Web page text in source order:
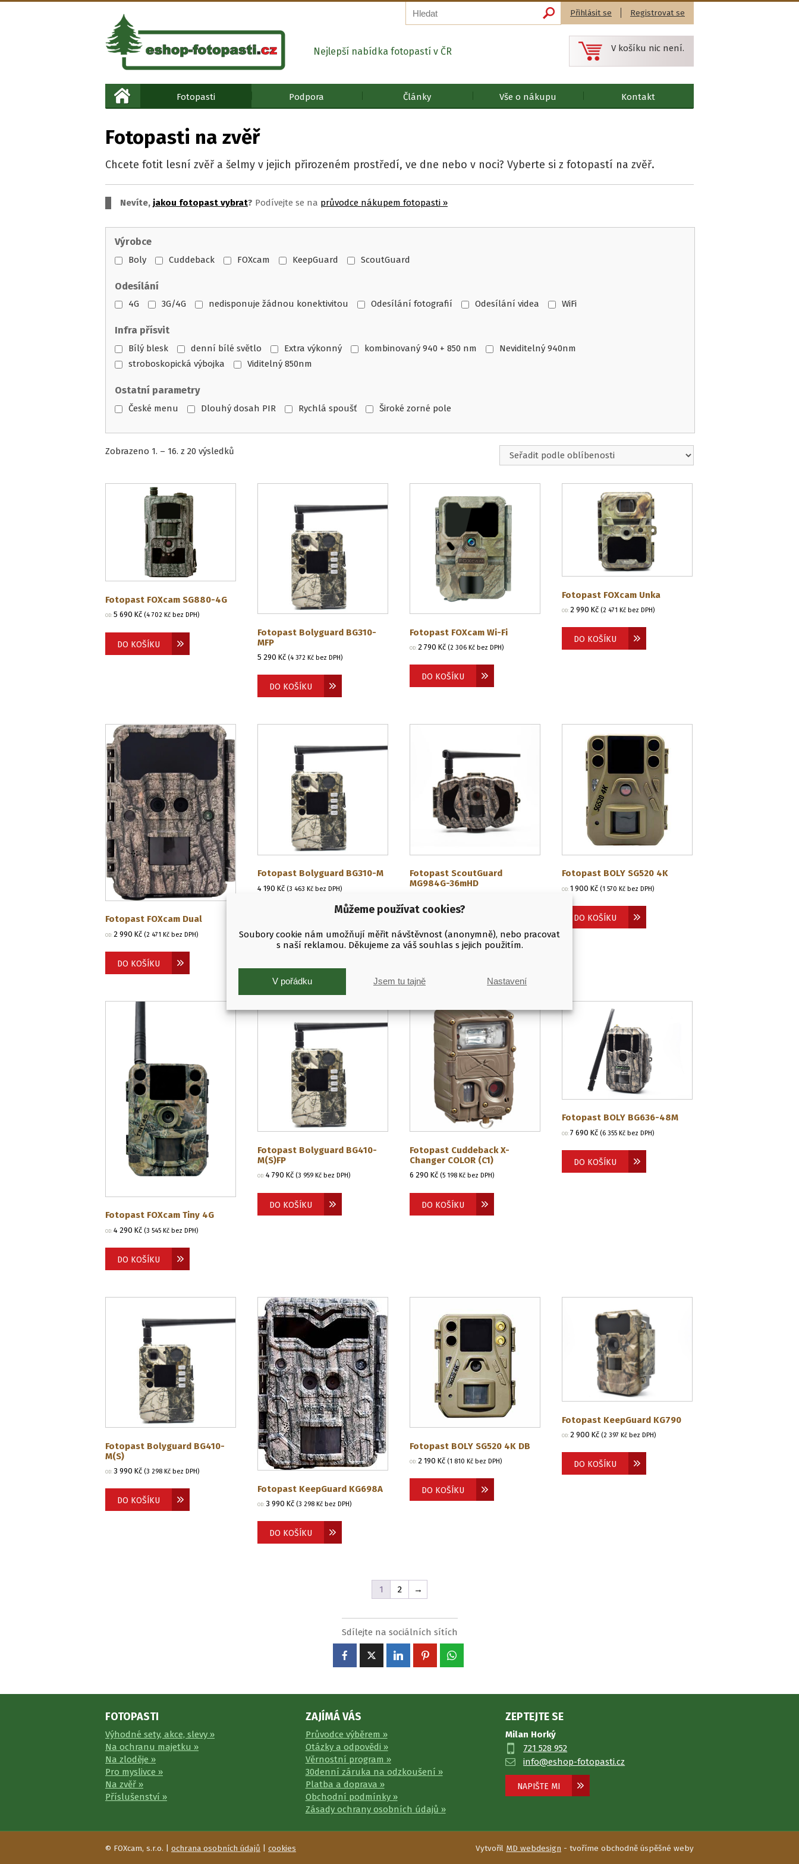
Můžeme používat cookies?
Soubory cookie nám umožňují měřit návštěvnost (anonymně), nebo pracovat
s naší reklamou. Děkujeme za váš souhlas s jejich použitím.
V pořádku Jsem tu tajně Nastavení
Nejlepší nabídka fotopastí v ČR
Fotopasti Podpora Články Vše o nákupu Kontakt
Přihlásit se Registrovat se
V košíku nic není.
Fotopasti na zvěř
Chcete fotit lesní zvěř a šelmy v jejich přirozeném prostředí, ve dne nebo v noci? Vyberte si z fotopastí na zvěř.
Nevíte, jakou fotopast vybrat? Podívejte se na průvodce nákupem fotopasti »
Výrobce
Boly Cuddeback FOXcam KeepGuard ScoutGuard
Odesílání
4G 3G/4G nedisponuje žádnou konektivitou Odesílání fotografií Odesílání videa WiFi
Infra přísvit
Bílý blesk denní bílé světlo Extra výkonný kombinovaný 940 + 850 nm
Neviditelný 940nm
stroboskopická výbojka
Viditelný 850nm
Ostatní parametry
České menu Dlouhý dosah PIR Rychlá spoušť Široké zorné pole
Zobrazeno 1. – 16. z 20 výsledků
Fotopast FOXcam SG880-4G
OD: 5 690 Kč (4 702 Kč bez DPH)
DO KOŠÍKU
Fotopast Bolyguard BG310-
MFP
5 290 Kč (4 372 Kčbez DPH)
DO KOŠÍKU
Fotopast FOXcam Wi-Fi
OD: 2 790 Kč (2 306 Kčbez DPH)
DO KOŠÍKU
Fotopast FOXcam Unka
OD: 2 990 Kč (2 471 Kčbez DPH)
DO KOŠÍKU
Fotopast FOXcam Dual
OD: 2 990 Kč (2 471 Kč bez DPH)
DO KOŠÍKU
Fotopast Bolyguard BG310-M
4 190 Kč (3 463 Kčbez DPH)
Fotopast ScoutGuard
MG984G-36mHD
DO KOŠÍKU
Fotopast BOLY SG520 4K
OD: 1 900 Kč (1 570 Kčbez DPH)
DO KOŠÍKU
Fotopast FOXcam Tiny 4G
OD: 4 290 Kč (3 545 Kč bez DPH)
DO KOŠÍKU
Fotopast Bolyguard BG410-
M(S)FP
OD: 4 790 Kč (3 959 Kčbez DPH)
DO KOŠÍKU
Fotopast Cuddeback X-
Changer COLOR (C1)
6 290 Kč (5 198 Kčbez DPH)
DO KOŠÍKU
Fotopast BOLY BG636-48M
OD: 7 690 Kč (6 355 Kčbez DPH)
DO KOŠÍKU
Fotopast Bolyguard BG410-
M(S)
OD: 3 990 Kč (3 298 Kč bez DPH)
DO KOŠÍKU
Fotopast KeepGuard KG698A
OD: 3 990 Kč (3 298 Kčbez DPH)
DO KOŠÍKU
Fotopast BOLY SG520 4K DB
OD: 2 190 Kč (1 810 Kčbez DPH)
DO KOŠÍKU
Fotopast KeepGuard KG790
OD: 2 900 Kč (2 397 Kčbez DPH)
DO KOŠÍKU
1 2 →
Sdílejte na sociálních sítích
FOTOPASTI
Výhodné sety, akce, slevy »
Na ochranu majetku »
Na zloděje »
Pro myslivce »
Na zvěř »
Příslušenství »
ZAJÍMÁ VÁS
Průvodce výběrem »
Otázky a odpovědi »
Věrnostní program »
30denní záruka na odzkoušení »
Platba a doprava »
Obchodní podmínky »
Zásady ochrany osobních údajů »
ZEPTEJTE SE
Milan Horký
721 528 952
info@eshop-fotopasti.cz
NAPIŠTE MI
© FOXcam, s.r.o. | ochrana osobních údajů cookies Vytvořil MD webdesign - tvoříme obchodně úspěšné weby